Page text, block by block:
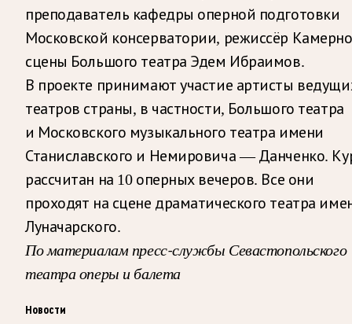
преподаватель кафедры оперной подготовки
Московской консерватории, режиссёр
сцены Большого театра Эдем Ибраимов.
В проекте принимают участие артисты
театров страны, в частности, Большого театра
и Московского музыкального театра имени
Станиславского и Немировича — Данченко.
рассчитан на 10 оперных вечеров. Все они
проходят на сцене драматического театра
Луначарского.
По материалам пресс-службы Севастопольского
театра оперы и балета
Новости